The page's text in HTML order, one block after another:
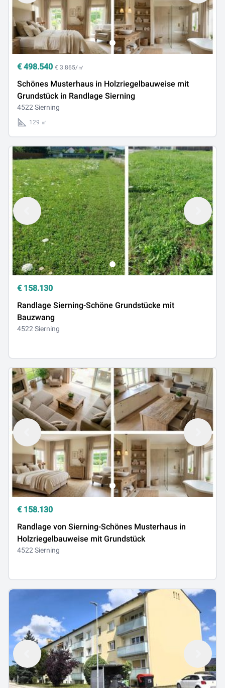
€ 498.540 € 3.865/㎡
Schönes Musterhaus in Holzriegelbauweise mit
Grundstück in Randlage Sierning
4522 Sierning
129 ㎡
€ 158.130
Randlage Sierning-Schöne Grundstücke mit
Bauzwang
4522 Sierning
€ 158.130
Randlage von Sierning-Schönes Musterhaus in
Holzriegelbauweise mit Grundstück
4522 Sierning